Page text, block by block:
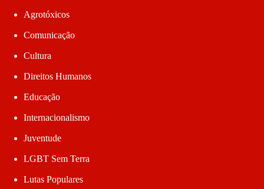
Agrotóxicos
Comunicação
Cultura
Direitos Humanos
Educação
Internacionalismo
Juventude
LGBT Sem Terra
Lutas Populares